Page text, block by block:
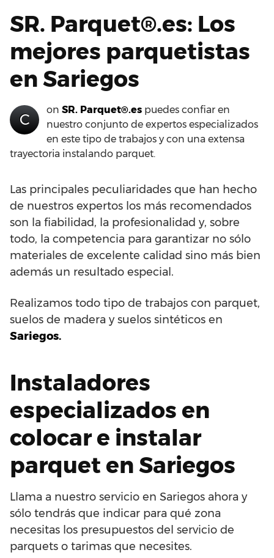
SR. Parquet®.es: Los
mejores parquetistas
en Sariegos
C
on SR. Parquet®.es puedes confiar en
nuestro conjunto de expertos especializados
en este tipo de trabajos y con una extensa
trayectoria instalando parquet.
Las principales peculiaridades que han hecho
de nuestros expertos los más recomendados
son la fiabilidad, la profesionalidad y, sobre
todo, la competencia para garantizar no sólo
materiales de excelente calidad sino más bien
además un resultado especial.
Realizamos todo tipo de trabajos con parquet,
suelos de madera y suelos sintéticos en
Sariegos.
Instaladores
especializados en
colocar e instalar
parquet en Sariegos
Llama a nuestro servicio en Sariegos ahora y
sólo tendrás que indicar para qué zona
necesitas los presupuestos del servicio de
parquets o tarimas que necesites.